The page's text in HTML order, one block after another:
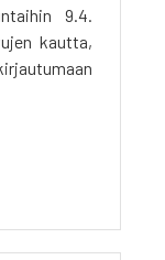
9.4.
kautta,